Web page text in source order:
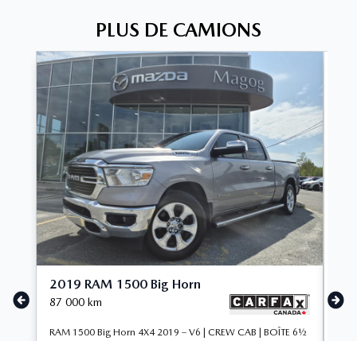
PLUS DE CAMIONS
2019 RAM 1500 Big Horn
87 000 km
RAM 1500 Big Horn 4X4 2019 – V6 | CREW CAB | BOÎTE 6½
57